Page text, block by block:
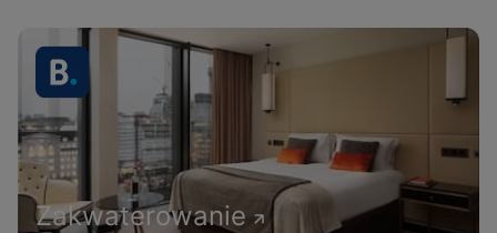
Zakwaterowanie